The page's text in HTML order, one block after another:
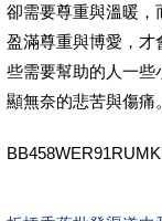
卻需要尊重與溫暖
盈滿尊重與博愛，才
些需要幫助的人一
顯無奈的悲苦與傷